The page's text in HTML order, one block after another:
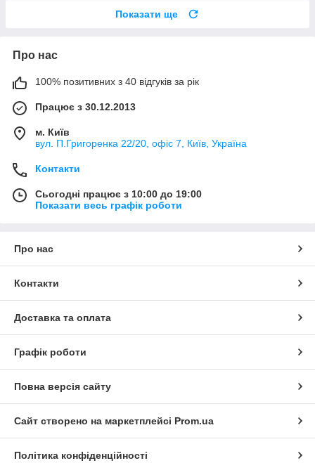
Показати ще
Про нас
100% позитивних з 40 відгуків за рік
Працює з 30.12.2013
м. Київ
вул. П.Григоренка 22/20, офіс 7, Київ, Україна
Контакти
Сьогодні працює з 10:00 до 19:00
Показати весь графік роботи
Про нас
Контакти
Доставка та оплата
Графік роботи
Повна версія сайту
Сайт створено на маркетплейсі Prom.ua
Політика конфіденційності